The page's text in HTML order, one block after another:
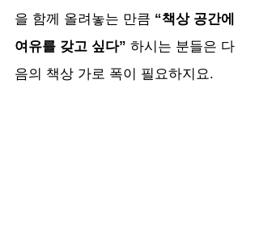
을 함께 올려놓는 만큼 “책상 공간에
여유를 갖고 싶다” 하시는 분들은 다
음의 책상 가로 폭이 필요하지요.